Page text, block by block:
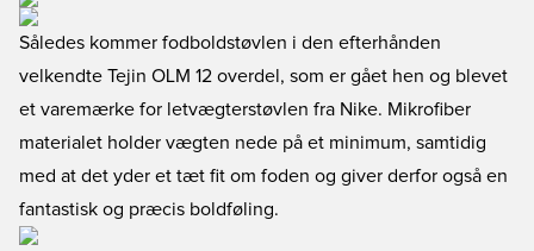
Således kommer fodboldstøvlen i den efterhånden
velkendte Tejin OLM 12 overdel, som er gået hen og blevet
et varemærke for letvægterstøvlen fra Nike. Mikrofiber
materialet holder vægten nede på et minimum, samtidig
med at det yder et tæt fit om foden og giver derfor også en
fantastisk og præcis boldføling.